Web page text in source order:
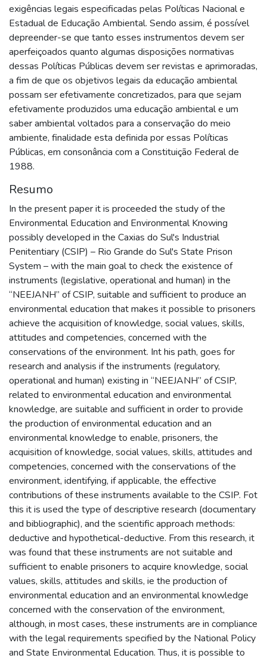
exigências legais especificadas pelas Políticas Nacional e
Estadual de Educação Ambiental. Sendo assim, é possível
depreender-se que tanto esses instrumentos devem ser
aperfeiçoados quanto algumas disposições normativas
dessas Políticas Públicas devem ser revistas e aprimoradas,
a fim de que os objetivos legais da educação ambiental
possam ser efetivamente concretizados, para que sejam
efetivamente produzidos uma educação ambiental e um
saber ambiental voltados para a conservação do meio
ambiente, finalidade esta definida por essas Políticas
Públicas, em consonância com a Constituição Federal de
1988.
Resumo
In the present paper it is proceeded the study of the
Environmental Education and Environmental Knowing
possibly developed in the Caxias do Sul's Industrial
Penitentiary (CSIP) – Rio Grande do Sul's State Prison
System – with the main goal to check the existence of
instruments (legislative, operational and human) in the
“NEEJANH” of CSIP, suitable and sufficient to produce an
environmental education that makes it possible to prisoners
achieve the acquisition of knowledge, social values, skills,
attitudes and competencies, concerned with the
conservations of the environment. Int his path, goes for
research and analysis if the instruments (regulatory,
operational and human) existing in “NEEJANH” of CSIP,
related to environmental education and environmental
knowledge, are suitable and sufficient in order to provide
the production of environmental education and an
environmental knowledge to enable, prisoners, the
acquisition of knowledge, social values, skills, attitudes and
competencies, concerned with the conservations of the
environment, identifying, if applicable, the effective
contributions of these instruments available to the CSIP. Fot
this it is used the type of descriptive research (documentary
and bibliographic), and the scientific approach methods:
deductive and hypothetical-deductive. From this research, it
was found that these instruments are not suitable and
sufficient to enable prisoners to acquire knowledge, social
values, skills, attitudes and skills, ie the production of
environmental education and an environmental knowledge
concerned with the conservation of the environment,
although, in most cases, these instruments are in compliance
with the legal requirements specified by the National Policy
and State Environmental Education. Thus, it is possible to